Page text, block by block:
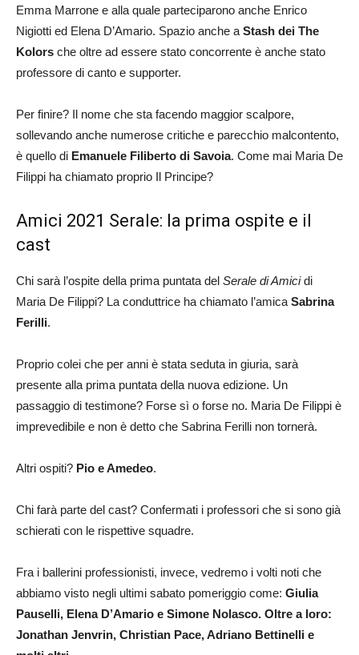
Emma Marrone e alla quale parteciparono anche Enrico
Nigiotti ed Elena D’Amario. Spazio anche a Stash dei The
Kolors che oltre ad essere stato concorrente è anche stato
professore di canto e supporter.
Per finire? Il nome che sta facendo maggior scalpore,
sollevando anche numerose critiche e parecchio malcontento,
è quello di Emanuele Filiberto di Savoia. Come mai Maria De
Filippi ha chiamato proprio Il Principe?
Amici 2021 Serale: la prima ospite e il
cast
Chi sarà l’ospite della prima puntata del Serale di Amicidi
Maria De Filippi? La conduttrice ha chiamato l’amica Sabrina
Ferilli.
Proprio colei che per anni è stata seduta in giuria, sarà
presente alla prima puntata della nuova edizione. Un
passaggio di testimone? Forse sì o forse no. Maria De Filippi è
imprevedibile e non è detto che Sabrina Ferilli non tornerà.
Altri ospiti? Pio e Amedeo.
Chi farà parte del cast? Confermati i professori che si sono già
schierati con le rispettive squadre.
Fra i ballerini professionisti, invece, vedremo i volti noti che
abbiamo visto negli ultimi sabato pomeriggio come: Giulia
Pauselli, Elena D’Amario e Simone Nolasco. Oltre a loro:
Jonathan Jenvrin, Christian Pace, Adriano Bettinelli e